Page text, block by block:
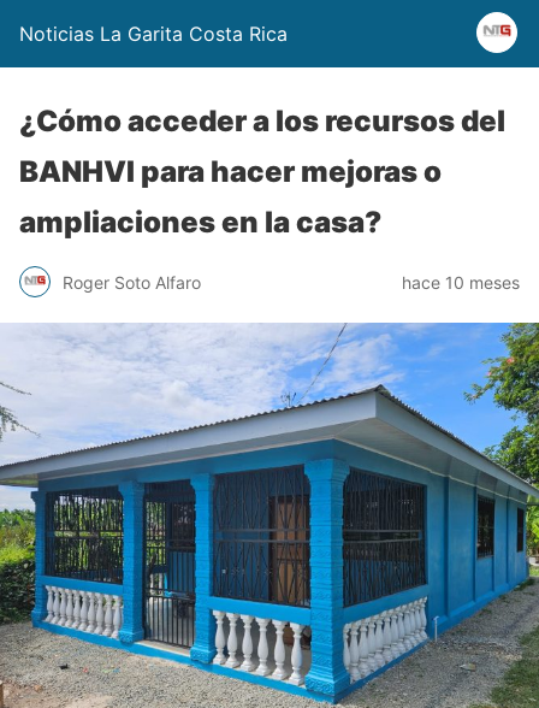
Noticias La Garita Costa Rica
¿Cómo acceder a los recursos del
BANHVI para hacer mejoras o
ampliaciones en la casa?
Roger Soto Alfaro hace 10 meses